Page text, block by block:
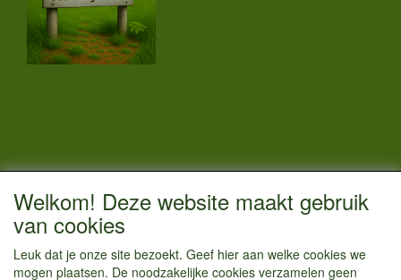
CONTACTGEGEVENS
Vestigingsadres:
Hoofdweg 36
Welkom! Deze website maakt gebruik
van cookies
Leuk dat je onze site bezoekt. Geef hier aan welke cookies we
mogen plaatsen. De noodzakelijke cookies verzamelen geen